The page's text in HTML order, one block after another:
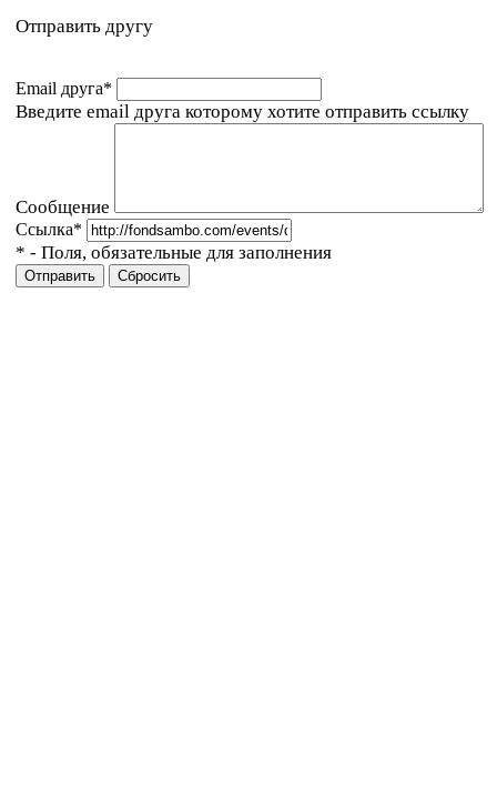
Отправить другу
Email друга*
Введите email друга которому хотите отправить ссылку
Сообщение
Ссылка*
* - Поля, обязательные для заполнения